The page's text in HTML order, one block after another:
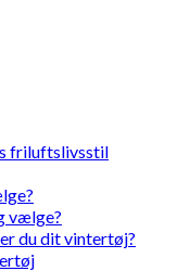
friluftslivsstil
vælge?
du dit vintertøj?